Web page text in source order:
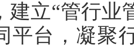
建立“管行业
平台，凝聚